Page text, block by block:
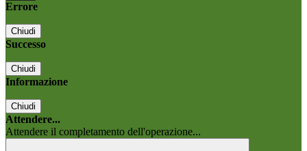
Errore
Chiudi
Successo
Chiudi
Informazione
Chiudi
Attendere...
Attendere il completamento dell'operazione...